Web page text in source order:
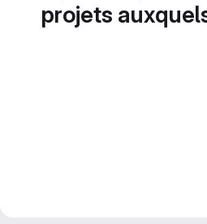
projets